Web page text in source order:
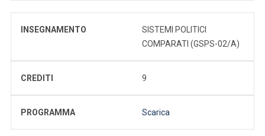
INSEGNAMENTO
SISTEMI POLITICI
COMPARATI (GSPS-02/A)
CREDITI 9
PROGRAMMA Scarica